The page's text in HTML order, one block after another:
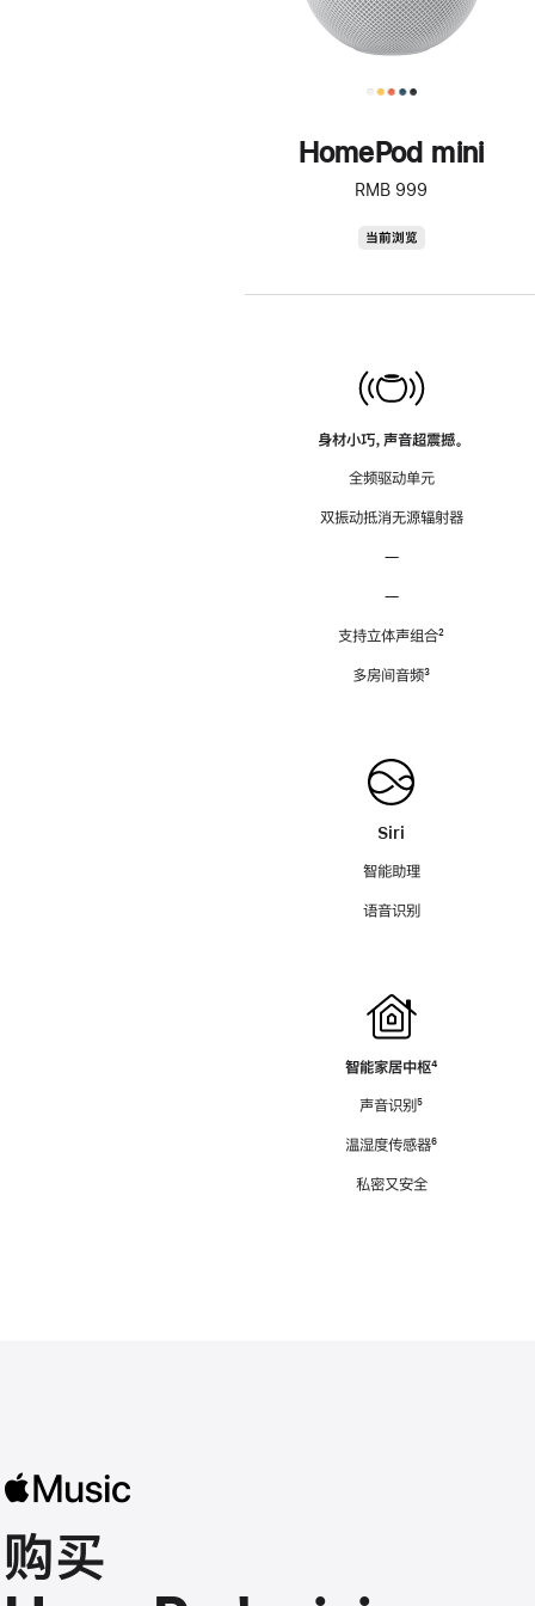
HomePod mini
RMB 999
当前浏览
身材小巧，声音超震撼。
全频驱动单元
双振动抵消无源辐射器
—
—
支持立体声组合脚
²
多房间音频脚
³
Siri
智能助理
语音识别
智能家居中枢脚
⁴
声音识别脚
⁵
温湿度传感器脚
⁶
私密又安全
购买